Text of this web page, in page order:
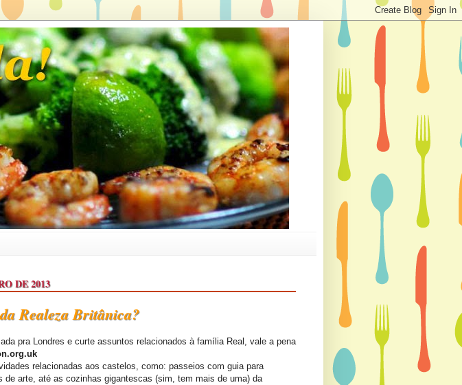
DE 2013
Realeza Britânica?
pra Londres e curte assuntos relacionados à família Real, vale a pena
relacionadas aos castelos, como: passeios com guia para
de arte, até as cozinhas gigantescas (sim, tem mais de uma) da